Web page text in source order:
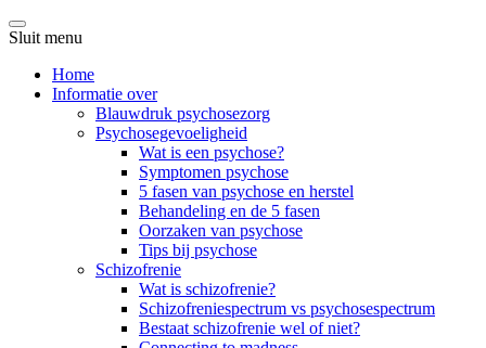
Sluit menu
Home
Informatie over
Blauwdruk psychosezorg
Psychosegevoeligheid
Wat is een psychose?
Symptomen psychose
5 fasen van psychose en herstel
Behandeling en de 5 fasen
Oorzaken van psychose
Tips bij psychose
Schizofrenie
Wat is schizofrenie?
Schizofreniespectrum vs psychosespectrum
Bestaat schizofrenie wel of niet?